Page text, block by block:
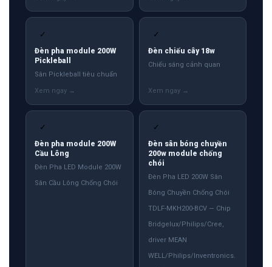
✓
Đèn pha module 200W
Pickleball
Sân Pickleball tiêu chuẩn
✓
Đèn chiếu cây 18w
Chiếu sáng cảnh quan
✓
Đèn pha module 200W
Cầu Lông
Đèn Pha LED Module 200W
Sân Cầu Lông Chống Chói
✓
Đèn sân bóng chuyền
200w module chống
chói
Đèn Pha LED 200W Sân
Bóng Chuyền Chống Chói
TDLF-MKH200-BCV — Chip
Bridgelux/Philips/Cree,
driver MEAN
WELL/Philips/Inventronics.